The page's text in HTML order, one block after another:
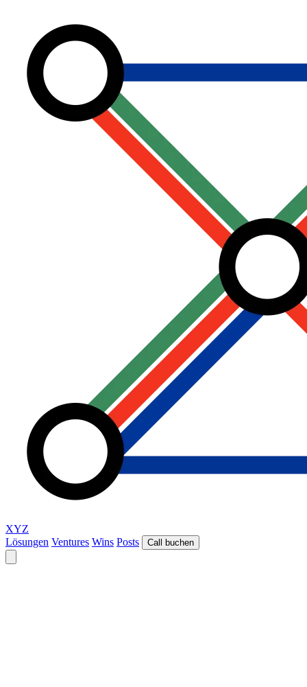
XYZ
Lösungen Ventures Wins Posts Call buchen